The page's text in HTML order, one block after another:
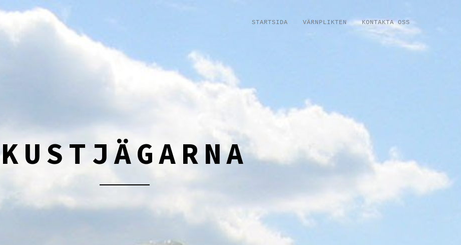
STARTSIDA VÄRNPLIKTEN KONTAKTA OSS
KUSTJÄGARNA